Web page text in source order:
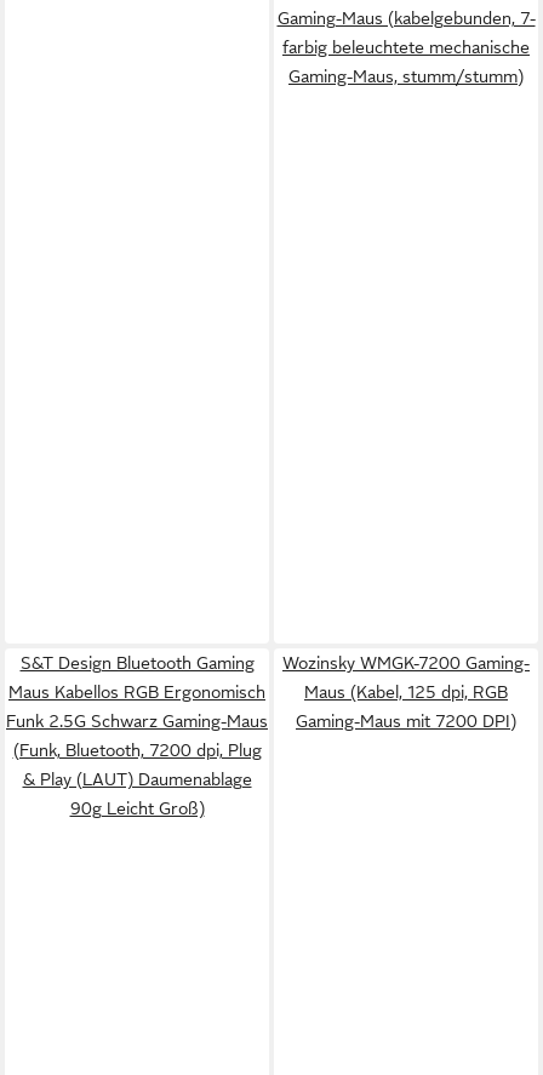
Gaming-Maus (kabelgebunden, 7-
farbig beleuchtete mechanische
Gaming-Maus, stumm/stumm)
S&T Design Bluetooth Gaming
Maus Kabellos RGB Ergonomisch
Funk 2.5G Schwarz Gaming-Maus
(Funk, Bluetooth, 7200 dpi, Plug
& Play (LAUT) Daumenablage
90g Leicht Groß)
Wozinsky WMGK-7200 Gaming-
Maus (Kabel, 125 dpi, RGB
Gaming-Maus mit 7200 DPI)